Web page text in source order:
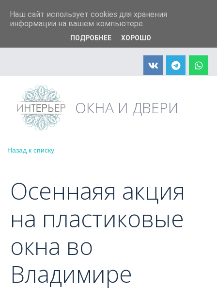
+7 (904) 598-90-66 info@interier33.ru
АКЦИЯ! Москитная сетка в подарок
ОКНА И ДВЕРИ
Назад к списку
Осеннаяя акция
на пластиковые
окна во
Владимире
Наш сайт использует cookies для хранения
информации на вашем компьютере.
ПОДРОБНЕЕ ХОРОШО